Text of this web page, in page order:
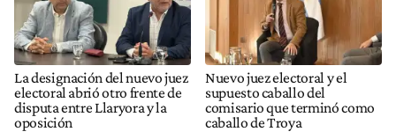
La designación del nuevo juez
electoral abrió otro frente de
disputa entre Llaryora y la
oposición
Nuevo juez electoral y el
supuesto caballo del
comisario que terminó como
caballo de Troya